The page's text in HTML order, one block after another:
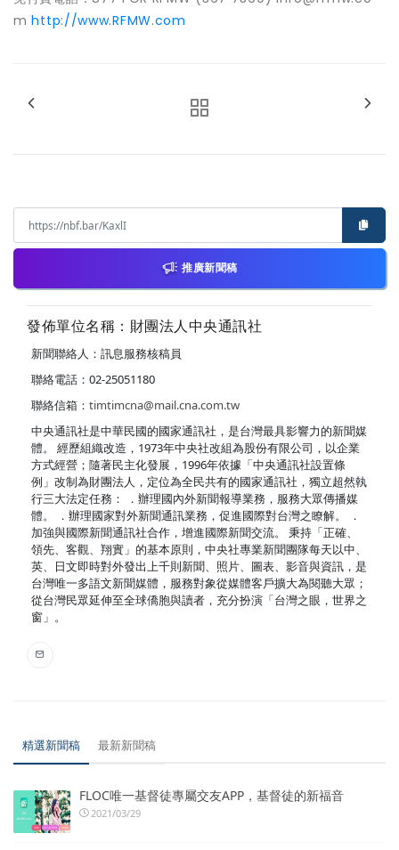
mhttp://www.RFMW.com
推廣新聞稿
發佈單位名稱：財團法人中央通訊社
新聞聯絡人：訊息服務核稿員
聯絡電話：02-25051180
聯絡信箱： timtimcna@mail.cna.com.tw
中央通訊社是中華民國的國家通訊社，是台灣最具影響力的新聞媒
體。 經歷組織改造，1973年中央社改組為股份有限公司，以企業
方式經營；隨著民主化發展，1996年依據「中央通訊社設置條
例」改制為財團法人，定位為全民共有的國家通訊社，獨立超然執
行三大法定任務： ．辦理國內外新聞報導業務，服務大眾傳播媒
體。 ．辦理國家對外新聞通訊業務，促進國際對台灣之瞭解。 ．
加強與國際新聞通訊社合作，增進國際新聞交流。 秉持「正確、
領先、客觀、翔實」的基本原則，中央社專業新聞團隊每天以中、
英、日文即時對外發出上千則新聞、照片、圖表、影音與資訊，是
台灣唯一多語文新聞媒體，服務對象從媒體客戶擴大為閱聽大眾；
從台灣民眾延伸至全球僑胞與讀者，充分扮演「台灣之眼，世界之
窗」。
精選新聞稿 最新新聞稿
FLOC唯一基督徒專屬交友APP，基督徒的新福音
2021/03/29